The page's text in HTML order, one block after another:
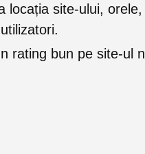
locația site-ului,
rating bun pe site-ul